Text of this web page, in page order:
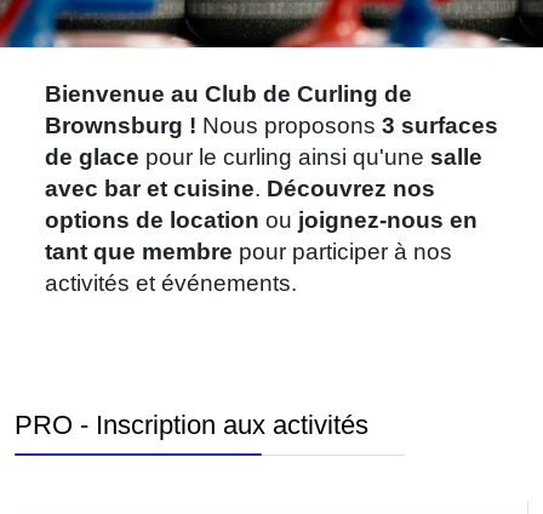
Bienvenue au Club de Curling de
Brownsburg ! Nous proposons 3 surfaces
de glace pour le curling ainsi qu'une salle
avec bar et cuisine. Découvrez nos
options de location ou joignez-nous en
tant que membre pour participer à nos
activités et événements.
PRO - Inscription aux activités